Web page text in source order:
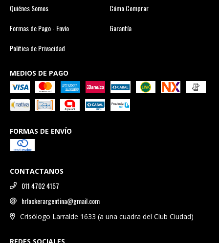
Quiénes Somos
Cómo Comprar
Formas de Pago - Envío
Garantía
Politica de Privacidad
MEDIOS DE PAGO
FORMAS DE ENVÍO
CONTACTANOS
011 4702 4157
hrlockerargentina@gmail.com
Crisólogo Larralde 1633 (a una cuadra del Club Ciudad)